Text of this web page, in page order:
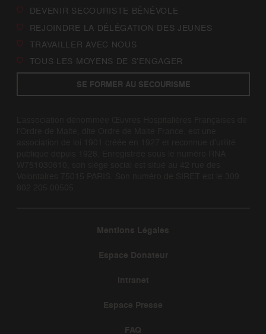
DEVENIR SECOURISTE BÉNÉVOLE
REJOINDRE LA DÉLÉGATION DES JEUNES
TRAVAILLER AVEC NOUS
TOUS LES MOYENS DE S’ENGAGER
SE FORMER AU SECOURISME
Mentions Légales
Espace Donateur
Intranet
Espace Presse
FAQ